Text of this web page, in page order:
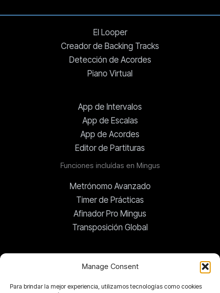
Manage Consent
Para brindar la mejor experiencia, utilizamos tecnologías como cookies
El Looper
Creador de Backing Tracks
Detección de Acordes
Piano Virtual
App de Intervalos
App de Escalas
App de Acordes
Editor de Partituras
Funciones incluídas en Mingus
Metrónomo Avanzado
Timer de Prácticas
Afinador Pro Mingus
Transposición Global
Biblioteca de Documentos